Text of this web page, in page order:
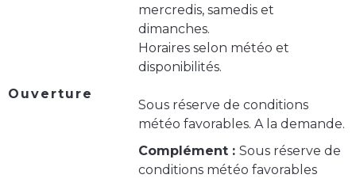
Ouverture
mercredis, samedis et
dimanches.
Horaires selon météo et
disponibilités.
Sous réserve de conditions
météo favorables. A la demande.
Complément : Sous réserve de
conditions météo favorables